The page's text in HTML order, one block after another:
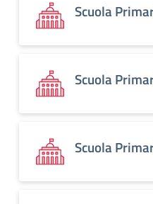
Scuola
Scuola
Scuola